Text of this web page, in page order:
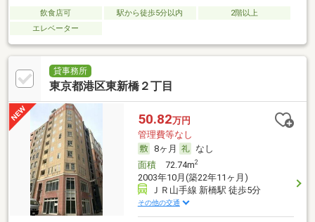
飲食店可 駅から徒歩5分以内
2階以上
エレベーター
貸事務所
東京都港区東新橋２丁目
50.82万円
管理費等なし
8ヶ月
なし
面積72.74m2
2003年10月(築22年11ヶ月)
ＪＲ山手線 新橋駅 徒歩5分
その他の交通